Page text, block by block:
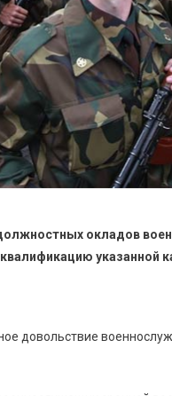
окладов
указанной
довольствие